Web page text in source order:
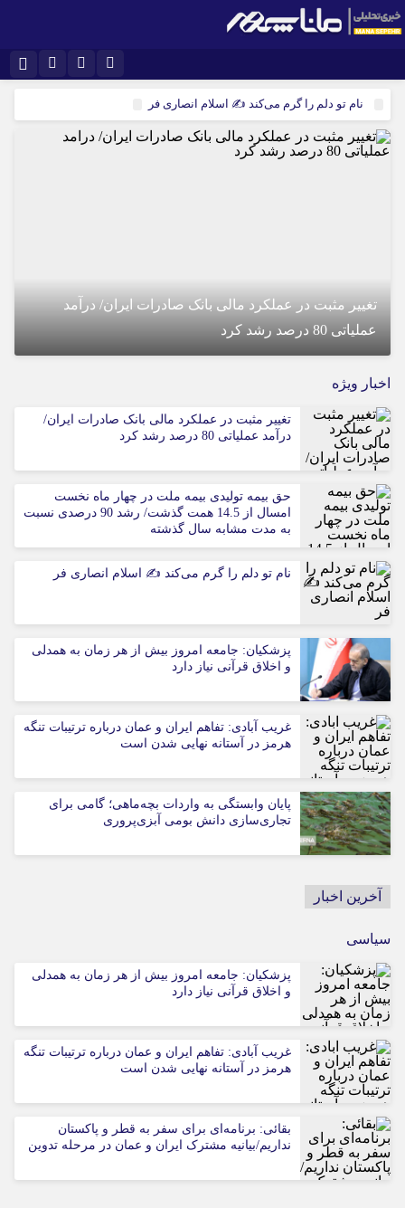
اینستاگرام تلگرام
سروش ایتا
نام کاربری یا نشانی ایمیل
نام تو دلم را گرم می‌کند ✍️ اسلام انصاری فر
زائر بیش از ۵۰ درصد است
تغییر مثبت در عملکرد مالی بانک صادرات ایران/ درآمد
عملیاتی 80 درصد رشد کرد
اخبار ویژه
تغییر مثبت در عملکرد مالی بانک صادرات ایران/
درآمد عملیاتی 80 درصد رشد کرد
حق بیمه تولیدی بیمه ملت در چهار ماه نخست
امسال از 14.5 همت گذشت/ رشد 90 درصدی نسبت
به مدت مشابه سال گذشته
نام تو دلم را گرم می‌کند ✍️ اسلام انصاری فر
پزشکیان: جامعه امروز بیش از هر زمان به همدلی
و اخلاق قرآنی نیاز دارد
غریب آبادی: تفاهم ایران و عمان درباره ترتیبات تنگه
هرمز در آستانه نهایی شدن است
پایان وابستگی به واردات بچه‌ماهی؛ گامی برای
تجاری‌سازی دانش بومی آبزی‌پروری
آخرین اخبار
سیاسی
پزشکیان: جامعه امروز بیش از هر زمان به همدلی
و اخلاق قرآنی نیاز دارد
غریب آبادی: تفاهم ایران و عمان درباره ترتیبات تنگه
هرمز در آستانه نهایی شدن است
بقائی: برنامه‌ای برای سفر به قطر و پاکستان
نداریم/بیانیه مشترک ایران و عمان در مرحله تدوین